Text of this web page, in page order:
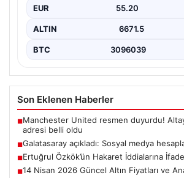
EUR 55.20
ALTIN 6671.5
BTC 3096039
Son Eklenen Haberler
■Manchester United resmen duyurdu! Altay
adresi belli oldu
■Galatasaray açıkladı: Sosyal medya
■Ertuğrul Özkök’ün Hakaret İddialarına
■14 Nisan 2026 Güncel Altın Fiyatları ve